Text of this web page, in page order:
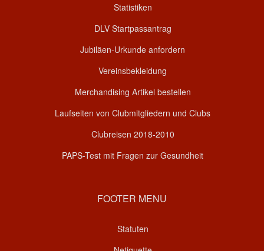
Statistiken
DLV Startpassantrag
Jubiläen-Urkunde anfordern
Vereinsbekleidung
Merchandising Artikel bestellen
Laufseiten von Clubmitgliedern und Clubs
Clubreisen 2018-2010
PAPS-Test mit Fragen zur Gesundheit
FOOTER MENU
Statuten